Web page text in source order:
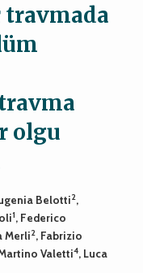
travmada
olgu
Belotti2,
1, Federico
Merli2, Fabrizio
Valetti4, Luca